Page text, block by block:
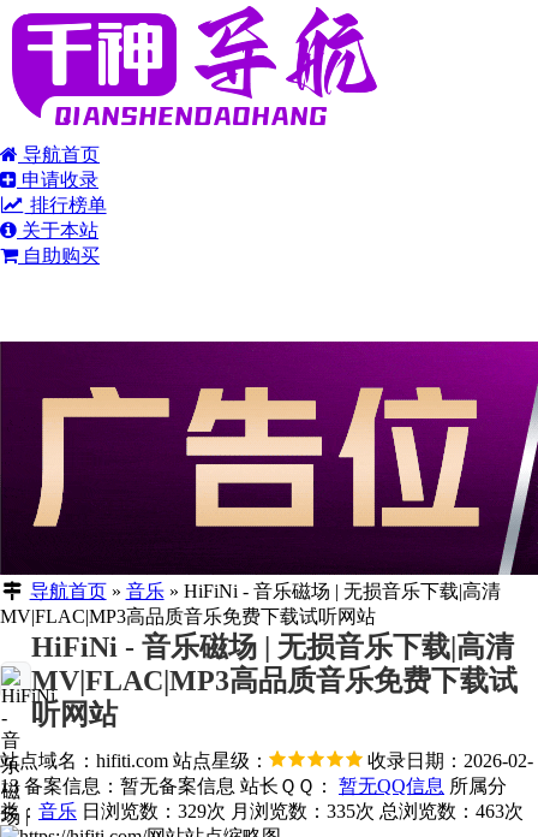
导航首页
申请收录
排行榜单
关于本站
自助购买
导航首页» 音乐» HiFiNi - 音乐磁场 | 无损音乐下载|高清
MV|FLAC|MP3高品质音乐免费下载试听网站
HiFiNi - 音乐磁场 | 无损音乐下载|高清
MV|FLAC|MP3高品质音乐免费下载试
听网站
站点域名：hifiti.com 站点星级：
收录日期：2026-02-
13 备案信息： 暂无备案信息 站长ＱＱ： 暂无QQ信息 所属分
类： 音乐 日浏览数：329次 月浏览数：335次 总浏览数：463次